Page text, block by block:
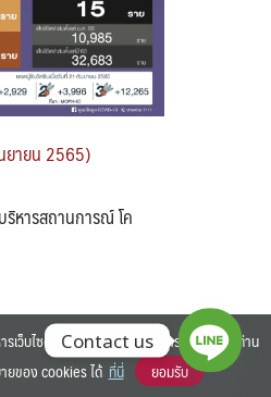
Search
ายน 2565)
หารสถานการณ์ โค
ALL RIGHTS RESERVED.
รเว็บไซต์ และเพิ่มประสิทธิภาพการใช้งานของท่าน
ยของ cookies ได้ ที่นี่ ยอมรับ
Contact us